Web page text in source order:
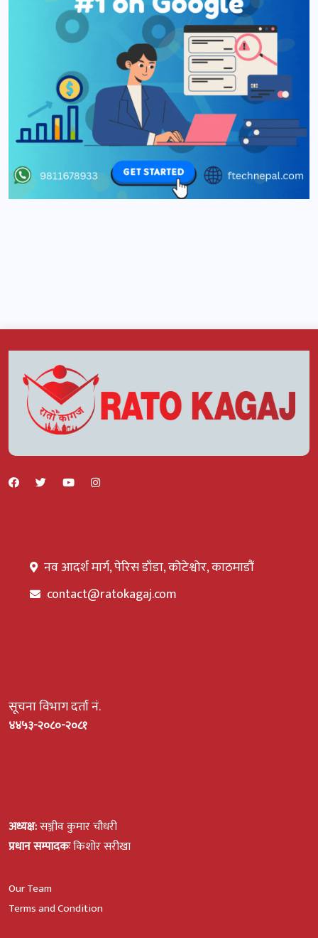
नव आदर्श मार्ग, पेरिस डाँडा, कोटेश्वोर, काठमाडौं
contact@ratokagaj.com
सूचना विभाग दर्ता नं.
४४५३-२०८०-२०८१
अध्यक्ष:सञ्जीव कुमार चौधरी
प्रधान सम्पादकःकिशोर सरीखा
Our Team
Terms and Condition